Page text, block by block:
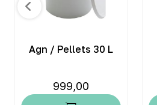
Agn / Pellets 30 L
999,00